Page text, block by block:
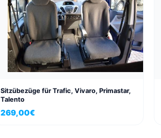
Sitzübezüge für Trafic, Vivaro, Primastar,
Talento
269,00€